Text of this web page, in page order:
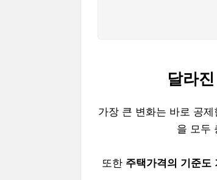
달라
가장 큰 변화는 바로 공
을 모두
또한 주택가격의 기준도